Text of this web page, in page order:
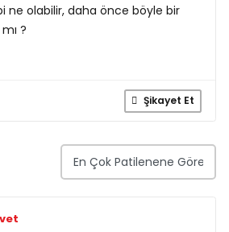
ne olabilir, daha önce böyle bir
?
Şikayet Et